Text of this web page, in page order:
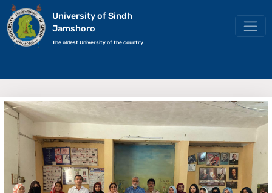
University of Sindh
Jamshoro
The oldest University of the country